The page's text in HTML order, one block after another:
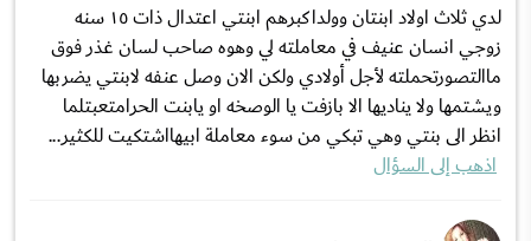
لدي ثلاث اولاد ابنتان وولداكبرهم ابنتي اعتدال ذات ١٥ سنه
زوجي انسان عنيف في معاملته لي وهوه صاحب لسان غذر فوق
ماالتصورتحملته لأجل أولادي ولكن الان وصل عنفه لابنتي يضربها
ويشتمها ولا يناديها الا بازفت يا الوصخه او يابنت الحرامتعبتلما
انظر الى بنتي وهي تبكي من سوء معاملة ابيهااشتكيت للكثير...
اذهب إلى السؤال